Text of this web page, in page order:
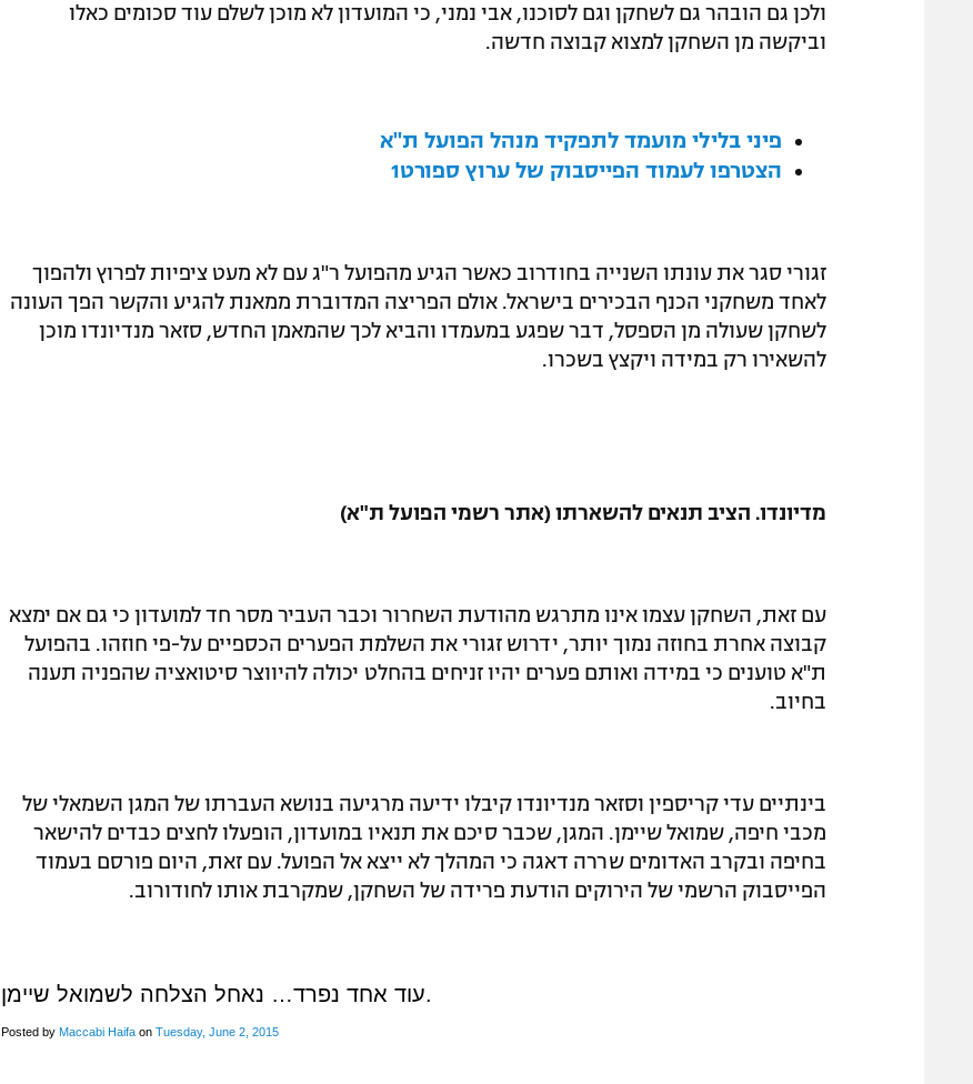
ולכן גם הובהר גם לשחקן וגם לסוכנו, אבי נמני, כי המועדון לא מוכן לשלם עוד סכומים כאלו
וביקשה מן השחקן למצוא קבוצה חדשה.
פיני בלילי מועמד לתפקיד מנהל הפועל ת"א
הצטרפו לעמוד הפייסבוק של ערוץ ספורט1
זגורי סגר את עונתו השנייה בחודרוב כאשר הגיע מהפועל ר"ג עם לא מעט ציפיות לפרוץ ולהפוך
לאחד משחקני הכנף הבכירים בישראל. אולם הפריצה המדוברת ממאנת להגיע והקשר הפך העונה
לשחקן שעולה מן הספסל, דבר שפגע במעמדו והביא לכך שהמאמן החדש, סזאר מנדיונדו מוכן
להשאירו רק במידה ויקצץ בשכרו.
מדיונדו. הציב תנאים להשארתו (אתר רשמי הפועל ת"א)
עם זאת, השחקן עצמו אינו מתרגש מהודעת השחרור וכבר העביר מסר חד למועדון כי גם אם ימצא
קבוצה אחרת בחוזה נמוך יותר, ידרוש זגורי את השלמת הפערים הכספיים על-פי חוזהו. בהפועל
ת"א טוענים כי במידה ואותם פערים יהיו זניחים בהחלט יכולה להיווצר סיטואציה שהפניה תענה
בחיוב.
בינתיים עדי קריספין וסזאר מנדיונדו קיבלו ידיעה מרגיעה בנושא העברתו של המגן השמאלי של
מכבי חיפה, שמואל שיימן. המגן, שכבר סיכם את תנאיו במועדון, הופעלו לחצים כבדים להישאר
בחיפה ובקרב האדומים שררה דאגה כי המהלך לא ייצא אל הפועל. עם זאת, היום פורסם בעמוד
הפייסבוק הרשמי של הירוקים הודעת פרידה של השחקן, שמקרבת אותו לחודורוב.
עוד אחד נפרד… נאחל הצלחה לשמואל שיימן.
Posted by Maccabi Haifaon Tuesday, June 2, 2015